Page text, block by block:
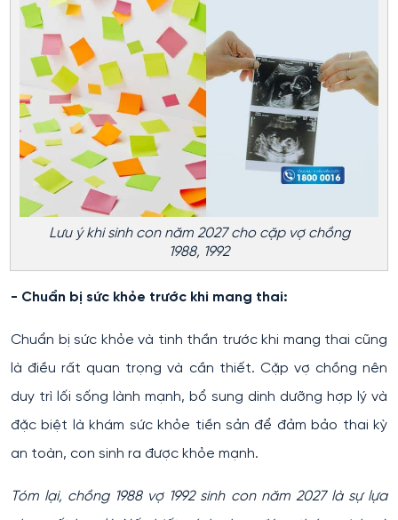
Lưu ý khi sinh con năm 2027 cho cặp vợ chồng
1988, 1992
- Chuẩn bị sức khỏe trước khi mang thai:
Chuẩn bị sức khỏe và tinh thần trước khi mang thai cũng
là điều rất quan trọng và cần thiết. Cặp vợ chồng nên
duy trì lối sống lành mạnh, bổ sung dinh dưỡng hợp lý và
đặc biệt là khám sức khỏe tiền sản để đảm bảo thai kỳ
an toàn, con sinh ra được khỏe mạnh.
Tóm lại, chồng 1988 vợ 1992 sinh con năm 2027 là sự lựa